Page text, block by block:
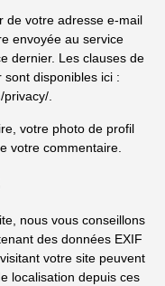
de votre adresse e-mail
envoyée au service
dernier. Les clauses de
disponibles ici :
privacy/.
votre photo de profil
votre commentaire.
nous vous conseillons
des données EXIF
votre site peuvent
localisation depuis ces